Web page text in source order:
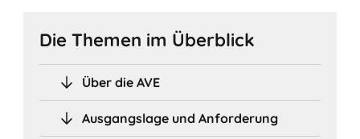
Die Themen im Überblick
Über die AVE
Ausgangslage und Anforderung